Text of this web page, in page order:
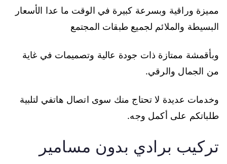
مميزة وراقية وبسرعة كبيرة في الوقت ما عدا الأسعار
البسيطة والملائم لجميع طبقات المجتمع
وبأقمشة ممتازة ذات جودة عالية وتصميمات في غاية
من الجمال والرقي.
وخدمات عديدة لا تحتاج منك سوى اتصال هاتفي لتلبية
طلباتكم على أكمل وجه.
تركيب برادي بدون مسامير